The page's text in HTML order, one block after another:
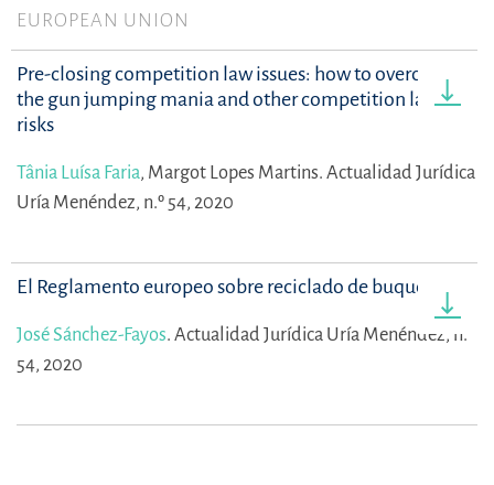
EUROPEAN UNION
Pre-closing competition law issues: how to overcome
the gun jumping mania and other competition law
risks
Tânia Luísa Faria, Margot Lopes Martins. Actualidad Jurídica
Uría Menéndez, n.º 54, 2020
El Reglamento europeo sobre reciclado de buques
José Sánchez-Fayos. Actualidad Jurídica Uría Menéndez, n.º
54, 2020